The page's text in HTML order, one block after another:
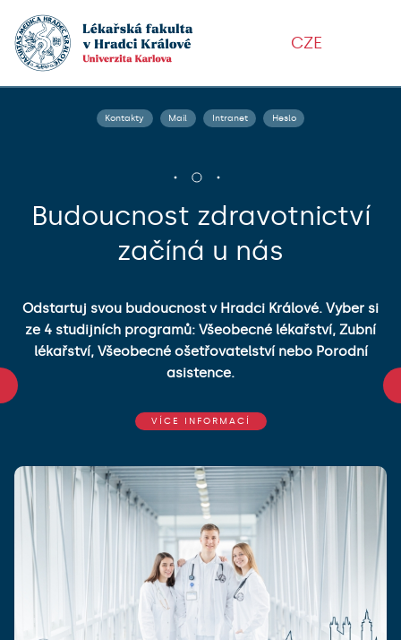
CZE
Kontakty Mail Intranet Heslo
Budoucnost zdravotnictví
začíná u nás
Odstartuj svou budoucnost v Hradci Králové. Vyber si
ze 4 studijních programů: Všeobecné lékařství, Zubní
lékařství, Všeobecné ošetřovatelství nebo Porodní
asistence.
VÍCE INFORMACÍ